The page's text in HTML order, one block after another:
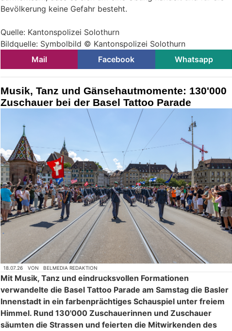
Bevölkerung keine Gefahr besteht.
Quelle: Kantonspolizei Solothurn
Bildquelle: Symbolbild © Kantonspolizei Solothurn
Mail
Facebook Whatsapp
Musik, Tanz und Gänsehautmomente: 130'000
Zuschauer bei der Basel Tattoo Parade
18.07.26 VON BELMEDIA REDAKTION
Mit Musik, Tanz und eindrucksvollen Formationen
verwandelte die Basel Tattoo Parade am Samstag die Basler
Innenstadt in ein farbenprächtiges Schauspiel unter freiem
Himmel. Rund 130'000 Zuschauerinnen und Zuschauer
säumten die Strassen und feierten die Mitwirkenden des